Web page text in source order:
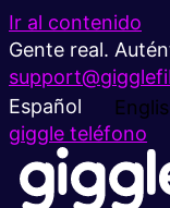
Ir al contenido
Gente real.
Español
giggle teléfono